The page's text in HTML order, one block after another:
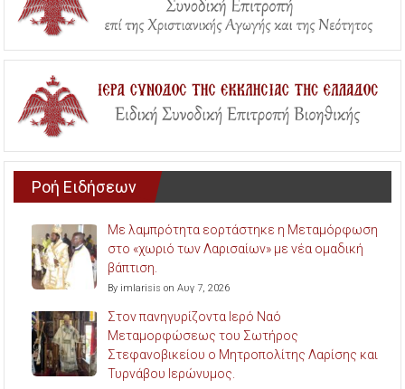
Ροή Ειδήσεων
Με λαμπρότητα εορτάστηκε η Μεταμόρφωση
στο «χωριό των Λαρισαίων» με νέα ομαδική
βάπτιση.
By imlarisis on Αυγ 7, 2026
Στον πανηγυρίζοντα Ιερό Ναό
Μεταμορφώσεως του Σωτήρος
Στεφανοβικείου ο Μητροπολίτης Λαρίσης και
Τυρνάβου Ιερώνυμος.